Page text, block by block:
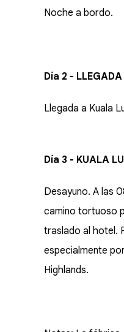
Noche a bordo.
Día 2 -
Llegada a Kuala
Día 3 - KUALA
Desayuno. A las
camino tortuoso
traslado al hotel.
especialmente
Highlands.